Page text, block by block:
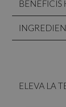
BENEFICIS
ELEVA LA